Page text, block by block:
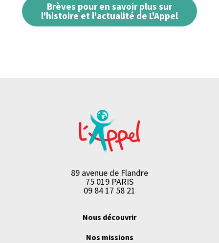
Brèves pour en savoir plus sur
l'histoire et l'actualité de L'Appel
89 avenue de Flandre
75 019 PARIS
09 84 17 58 21
Nous découvrir
Nos missions